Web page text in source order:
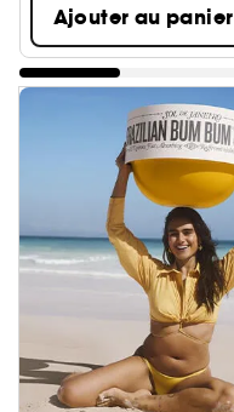
Ajouter au panier